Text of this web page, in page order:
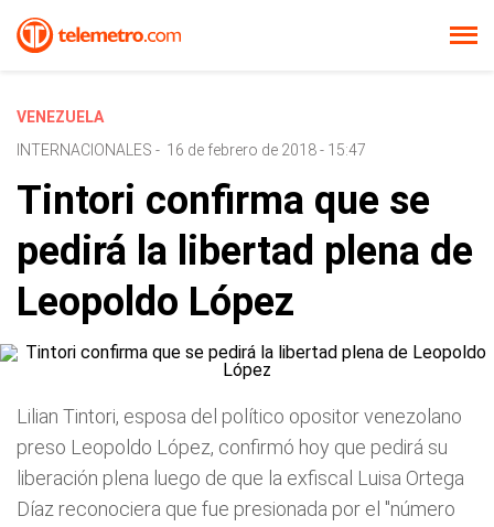
VENEZUELA
INTERNACIONALES - 16 de febrero de 2018 - 15:47
Tintori confirma que se
pedirá la libertad plena de
Leopoldo López
Lilian Tintori, esposa del político opositor venezolano
preso Leopoldo López, confirmó hoy que pedirá su
liberación plena luego de que la exfiscal Luisa Ortega
Díaz reconociera que fue presionada por el "número